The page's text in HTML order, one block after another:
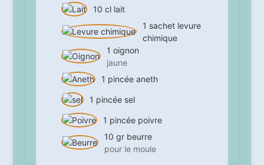
10 cl lait
1 sachet levure
chimique
1 oignon
jaune
1 pincée aneth
1 pincée sel
1 pincée poivre
10 gr beurre
pour le moule